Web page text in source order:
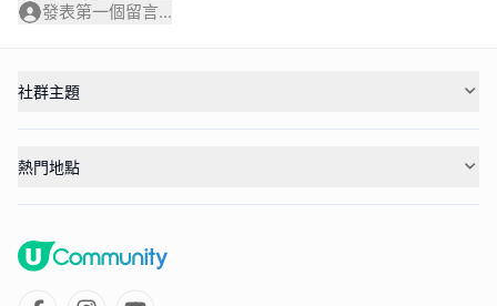
發表第一個留言...
社群主題
熱門地點